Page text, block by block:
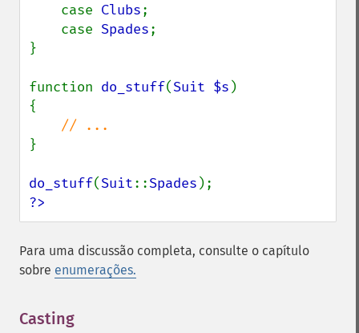
    case
Clubs;
    case
Spades;
}
function do_stuff(Suit $s )
{
}
do_stuff(Suit::Spades
?>
Para uma discussão completa, consulte o capítulo
sobre enumerações.
Casting